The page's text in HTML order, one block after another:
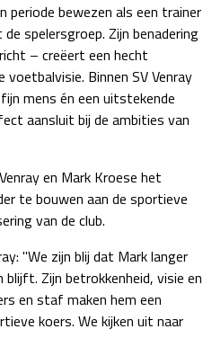
periode bewezen als een trainer
spelersgroep. Zijn benadering
– creëert een hecht
Binnen SV Venray
mens én een uitstekende
aansluit bij de ambities van
en Mark Kroese het
te bouwen aan de sportieve
van de club.
"We zijn blij dat Mark langer
Zijn betrokkenheid, visie en
en staf maken hem een
koers. We kijken uit naar